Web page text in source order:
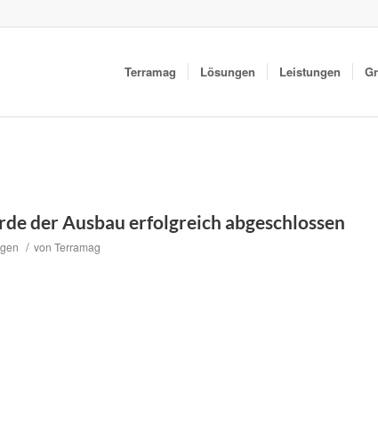
Terramag Lösungen Leistungen
der Ausbau erfolgreich abgeschlossen
/ von Terramag